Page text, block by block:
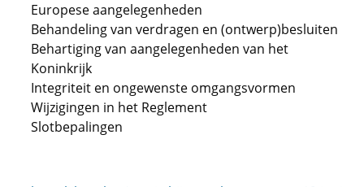
Europese aangelegenheden
Behandeling van verdragen en (ontwerp)besluiten
Behartiging van aangelegenheden van het
Koninkrijk
Integriteit en ongewenste omgangsvormen
Wijzigingen in het Reglement
Slotbepalingen